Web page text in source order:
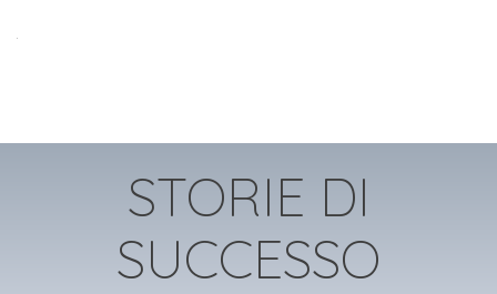
STORIE DI
SUCCESSO